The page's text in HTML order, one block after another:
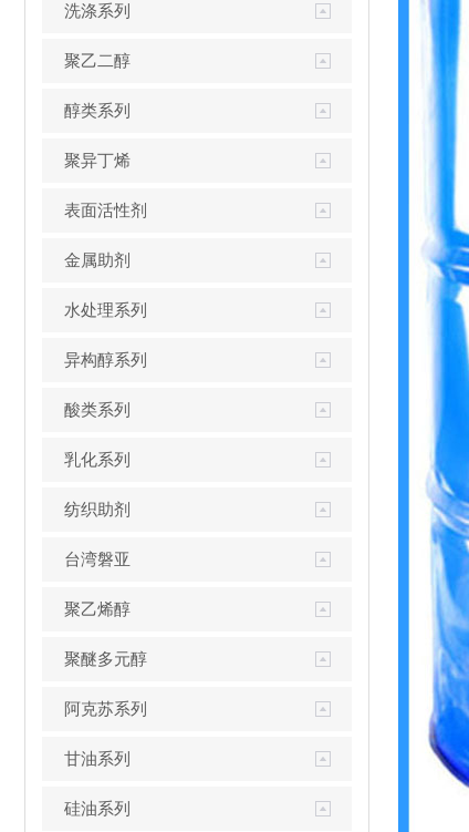
洗涤系列
聚乙二醇
醇类系列
聚异丁烯
表面活性剂
金属助剂
水处理系列
异构醇系列
酸类系列
乳化系列
纺织助剂
台湾磐亚
聚乙烯醇
聚醚多元醇
阿克苏系列
甘油系列
硅油系列